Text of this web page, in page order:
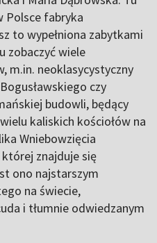
Polsce fabryka
to wypełniona zabytkami
zobaczyć wiele
m.in. neoklasycystyczny
czy
budowli, będący
kaliskich kościołów na
Wniebowzięcia
znajduje się
ono najstarszym
na świecie,
i tłumnie odwiedzanym